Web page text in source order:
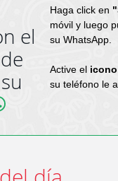
el
Haga click en
móvil y luego
su WhatsApp.
Active el
su teléfono le